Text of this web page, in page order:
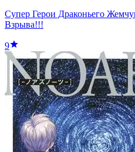
Супер Герои Драконьего
Взрыва!!!
9